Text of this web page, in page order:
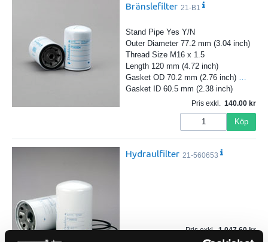
Bränslefilter 21-B1
Stand Pipe Yes Y/N
Outer Diameter 77.2 mm (3.04 inch)
Thread Size M16 x 1.5
Length 120 mm (4.72 inch)
Gasket OD 70.2 mm (2.76 inch)
Gasket ID 60.5 mm (2.38 inch)
Pris exkl. 140.00
Köp
Hydraulfilter 21-560653
Pris exkl. 1 047.60